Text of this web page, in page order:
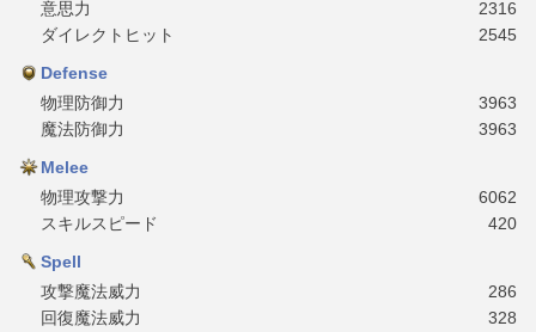
意思力
2316
ダイレクトヒット
2545
Defense
物理防御力
3963
魔法防御力
3963
Melee
物理攻撃力
6062
スキルスピード
420
Spell
攻撃魔法威力
286
回復魔法威力
328